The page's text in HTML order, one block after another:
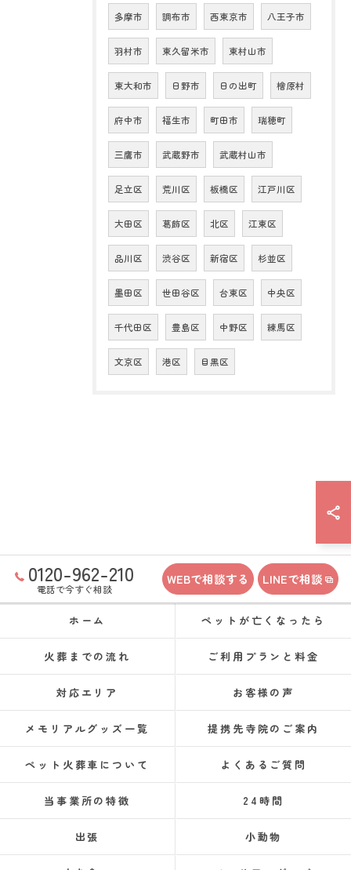
多摩市 調布市 西東京市 八王子市
羽村市 東久留米市 東村山市
東大和市 日野市 日の出町 檜原村
府中市 福生市 町田市 瑞穂町
三鷹市 武蔵野市 武蔵村山市
足立区 荒川区 板橋区 江戸川区
大田区 葛飾区 北区 江東区
品川区 渋谷区 新宿区 杉並区
墨田区 世田谷区 台東区 中央区
千代田区 豊島区 中野区 練馬区
文京区 港区 目黒区
0120-962-210
電話で今すぐ相談
WEBで相談する LINEで相談
ホーム ペットが亡くなったら
火葬までの流れ ご利用プランと料金
対応エリア お客様の声
メモリアルグッズ一覧 提携先寺院のご案内
ペット火葬車について よくあるご質問
当事業所の特徴 24時間
出張 小動物